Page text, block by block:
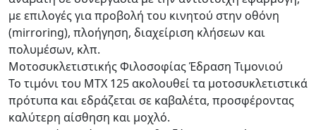
με επιλογές για προβολή του κινητού στην οθόνη
(mirroring), πλοήγηση, διαχείριση κλήσεων και
πολυμέσων, κλπ.
Μοτοσυκλετιστικής Φιλοσοφίας Έδραση Τιμονιού
Το τιμόνι του ΜΤΧ 125 ακολουθεί τα μοτοσυκλετιστικά
πρότυπα και εδράζεται σε καβαλέτα, προσφέροντας
καλύτερη αίσθηση και μοχλό.